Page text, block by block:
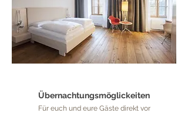
Übernachtungsmöglickeiten
Für euch und eure Gäste direkt vor